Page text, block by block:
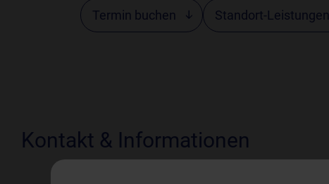
Termin buchen Standort-Leistungen
Kontakt & Informationen